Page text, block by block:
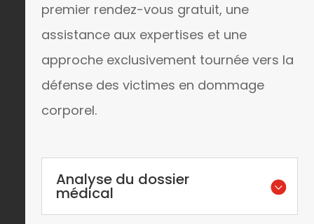
premier rendez-vous gratuit, une
assistance aux expertises et une
approche exclusivement tournée vers la
défense des victimes en dommage
corporel.
Analyse du dossier
médical